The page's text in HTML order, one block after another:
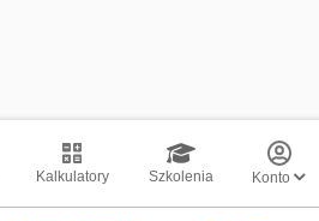
Kalkulatory Szkolenia Konto